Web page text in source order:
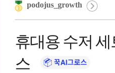
podojus_growth
휴대용 수저
스